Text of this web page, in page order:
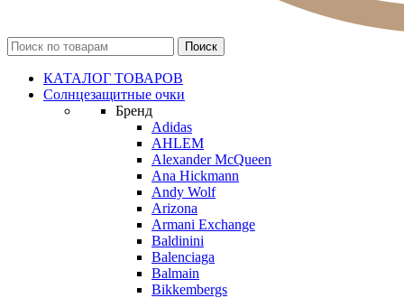
КАТАЛОГ ТОВАРОВ
Солнцезащитные очки
Бренд
Adidas
AHLEM
Alexander McQueen
Ana Hickmann
Andy Wolf
Arizona
Armani Exchange
Baldinini
Balenciaga
Balmain
Bikkembergs